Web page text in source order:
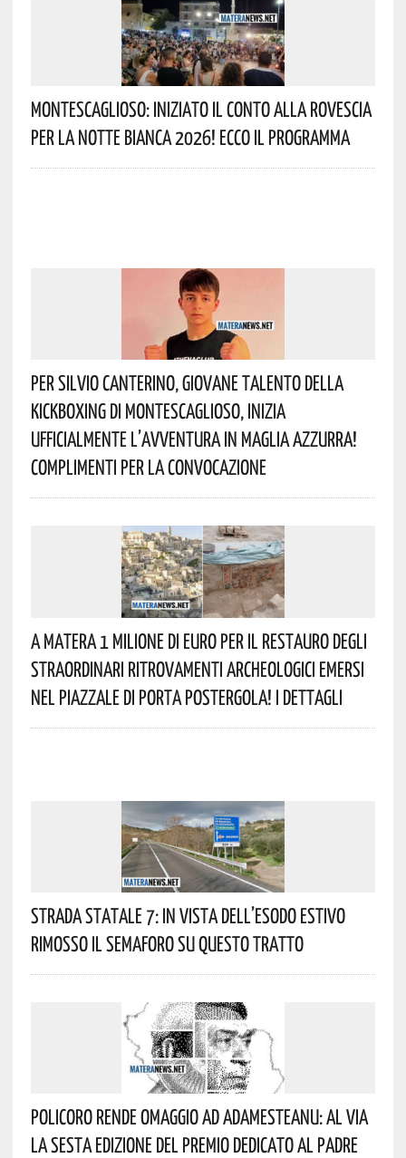
Montescaglioso: Iniziato Il Conto Alla Rovescia
Per La Notte Bianca 2026! Ecco Il Programma
Per Silvio Canterino, Giovane Talento Della
Kickboxing Di Montescaglioso, Inizia
Ufficialmente L’avventura In Maglia Azzurra!
Complimenti Per La Convocazione
A Matera 1 Milione Di Euro Per Il Restauro Degli
Straordinari Ritrovamenti Archeologici Emersi
Nel Piazzale Di Porta Postergola! I Dettagli
Strada Statale 7: In Vista Dell’esodo Estivo
Rimosso Il Semaforo Su Questo Tratto
Policoro Rende Omaggio Ad Adamesteanu: Al Via
La Sesta Edizione Del Premio Dedicato Al Padre